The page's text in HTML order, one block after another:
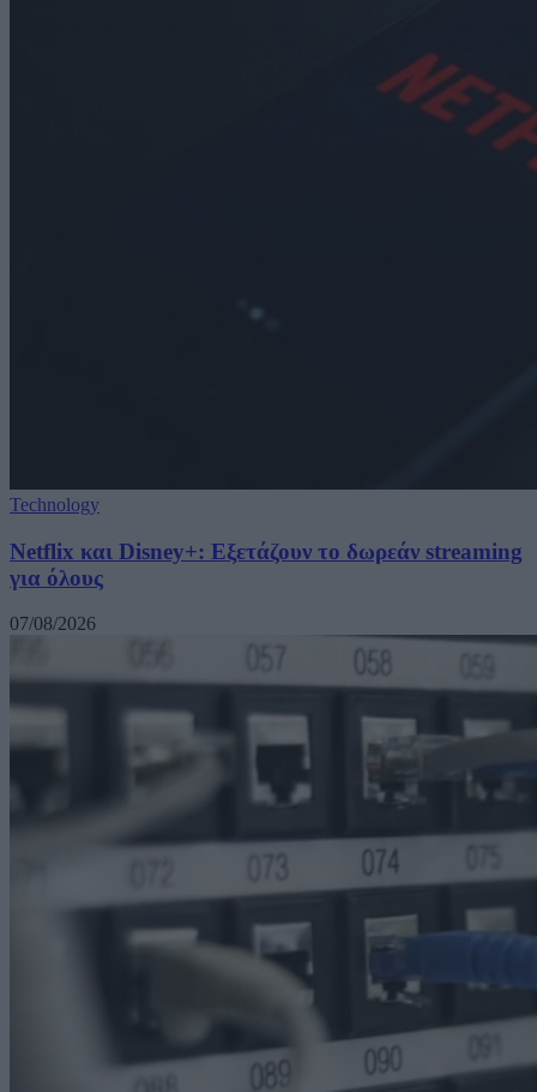
Technology
Netflix και Disney+: Εξετάζουν το δωρεάν streaming
για όλους
07/08/2026